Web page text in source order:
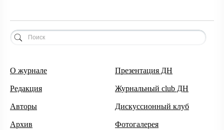
О журнале
Редакция
Авторы
Архив
Презентация ДН
Журнальный club ДН
Дискуссионный клуб
Фотогалерея